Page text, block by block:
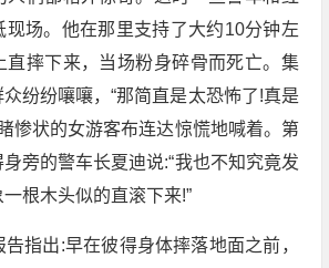
现场。他在那里支持了大约10分钟左
直摔下来，当场粉身碎骨而死亡。集
纷纷嚷嚷，“那简直是太恐怖了!真是
惨状的女游客布连达惊慌地喊着。第
旁的警车长夏迪说:“我也不知究竟发
根木头似的直滚下来!”
指出:早在彼得身体摔落地面之前，